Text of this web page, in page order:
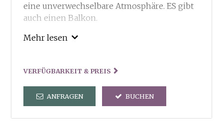
eine unverwechselbare Atmosphäre. ES gibt
auch einen Balkon.
Unsere Inklusivleitungen:
Freie Benutzung von Sauna und Dampfbad
und der dorfeigenen Kneippanlage
Tennisplatz steht kostenlos zu Ihrer
Verfügung
Mehr lesen
VERFÜGBARKEIT & PREIS
ANFRAGEN BUCHEN